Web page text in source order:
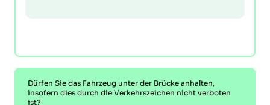
Dürfen Sie das Fahrzeug unter der Brücke anhalten,
insofern dies durch die Verkehrszeichen nicht verboten
ist?